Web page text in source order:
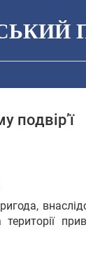
подвір’ї